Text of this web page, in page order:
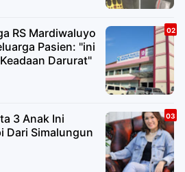
RS Mardiwaluyo
Pasien: "ini
Darurat"
3 Anak Ini
Dari Simalungun